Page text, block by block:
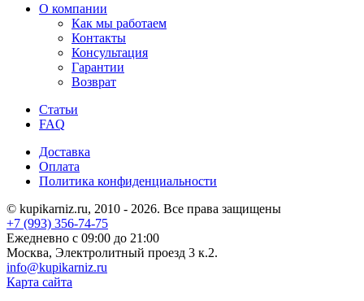
О компании
Как мы работаем
Контакты
Консультация
Гарантии
Возврат
Статьи
FAQ
Доставка
Оплата
Политика конфиденциальности
© kupikarniz.ru, 2010 - 2026. Все права защищены
+7 (993) 356-74-75
Eжедневно с 09:00 до 21:00
Москва, Электролитный проезд 3 к.2.
info@kupikarniz.ru
Карта сайта